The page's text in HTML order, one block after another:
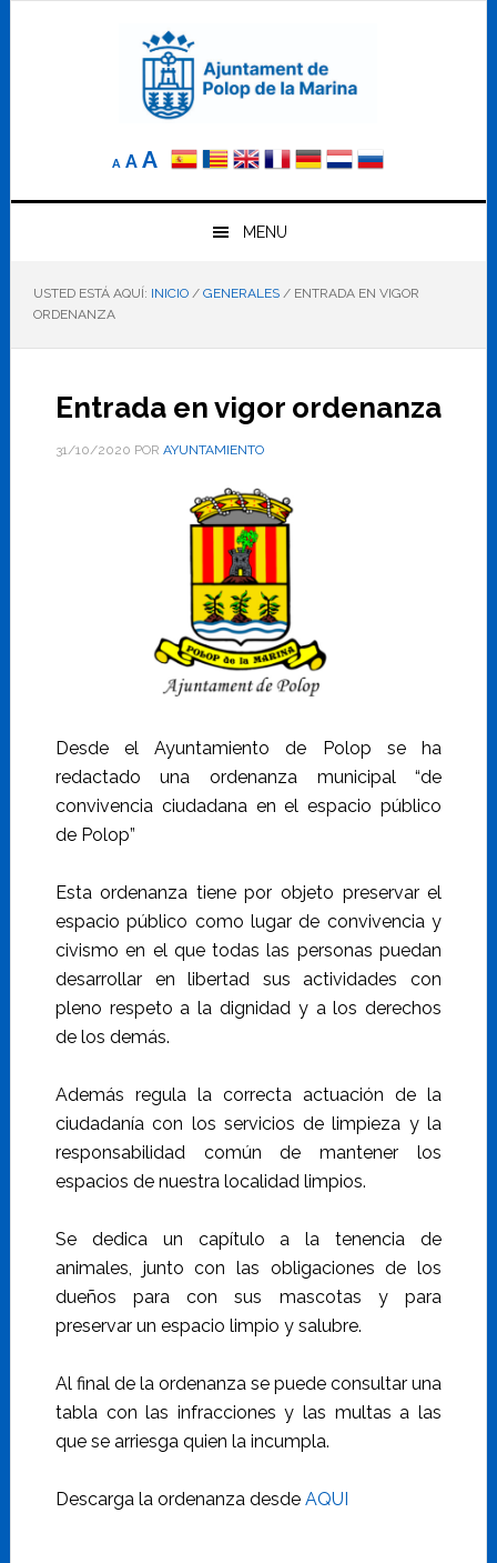
A
Reducir
elA Tamaño
AAumentar
el
tamaño
letra
MENU
USTED ESTÁ AQUÍ: INICIO / GENERALES /ENTRADA EN VIGOR
ORDENANZA
Entrada en vigor ordenanza
31/10/2020 POR AYUNTAMIENTO
Desde el Ayuntamiento de Polop se ha
redactado una ordenanza municipal “de
convivencia ciudadana en el espacio público
de Polop”
Esta ordenanza tiene por objeto preservar el
espacio público como lugar de convivencia y
civismo en el que todas las personas puedan
desarrollar en libertad sus actividades con
pleno respeto a la dignidad y a los derechos
de los demás.
Además regula la correcta actuación de la
ciudadanía con los servicios de limpieza y la
responsabilidad común de mantener los
espacios de nuestra localidad limpios.
Se dedica un capítulo a la tenencia de
animales, junto con las obligaciones de los
dueños para con sus mascotas y para
preservar un espacio limpio y salubre.
Al final de la ordenanza se puede consultar una
tabla con las infracciones y las multas a las
que se arriesga quien la incumpla.
Descarga la ordenanza desde AQUI